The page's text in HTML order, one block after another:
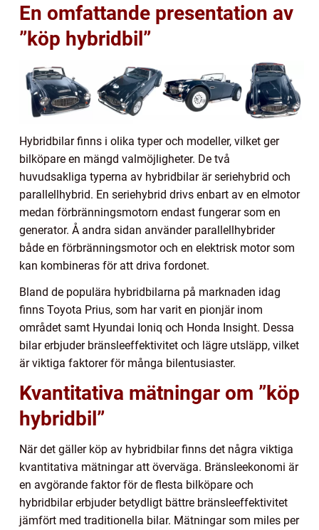
En omfattande presentation av
”köp hybridbil”
Hybridbilar finns i olika typer och modeller, vilket ger
bilköpare en mängd valmöjligheter. De två
huvudsakliga typerna av hybridbilar är seriehybrid och
parallellhybrid. En seriehybrid drivs enbart av en elmotor
medan förbränningsmotorn endast fungerar som en
generator. Å andra sidan använder parallellhybrider
både en förbränningsmotor och en elektrisk motor som
kan kombineras för att driva fordonet.
Bland de populära hybridbilarna på marknaden idag
finns Toyota Prius, som har varit en pionjär inom
området samt Hyundai Ioniq och Honda Insight. Dessa
bilar erbjuder bränsleeffektivitet och lägre utsläpp, vilket
är viktiga faktorer för många bilentusiaster.
Kvantitativa mätningar om ”köp
hybridbil”
När det gäller köp av hybridbilar finns det några viktiga
kvantitativa mätningar att överväga. Bränsleekonomi är
en avgörande faktor för de flesta bilköpare och
hybridbilar erbjuder betydligt bättre bränsleeffektivitet
jämfört med traditionella bilar. Mätningar som miles per